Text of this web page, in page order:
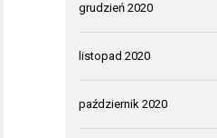
grudzień 2020
listopad 2020
październik 2020